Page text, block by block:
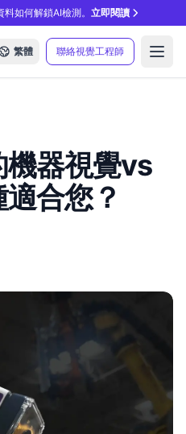
料如何解鎖AI檢測。立即閱讀
繁體 聯絡視覺工程師
器視覺vs
合您？